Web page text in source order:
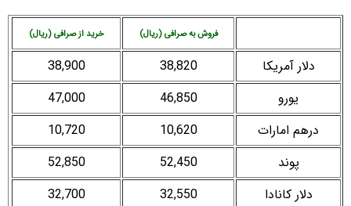
فروش به صرافی (ریال) خرید از صرافی (ریال)
دلار آمریکا 38,820
38,900
یورو
46,850
47,000
درهم امارات
10,620
10,720
پوند
52,450
52,850
دلار کانادا
32,550
32,700